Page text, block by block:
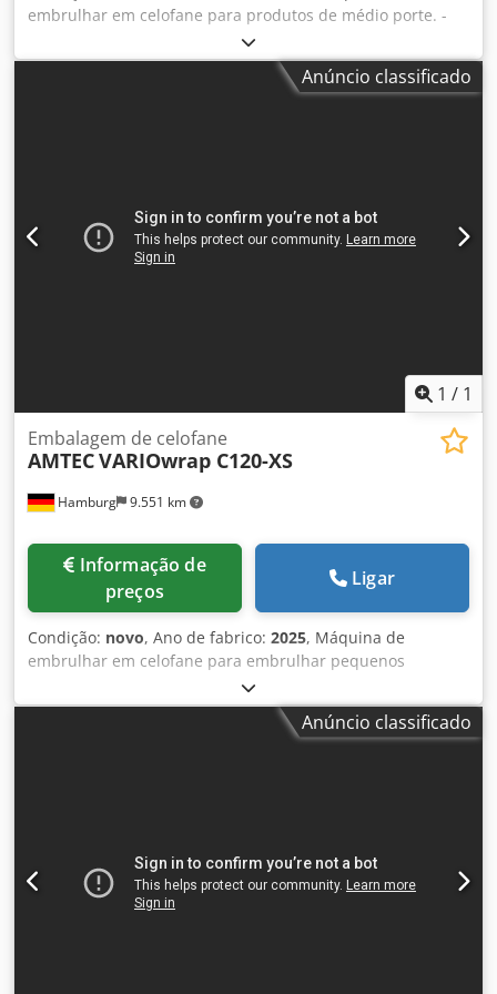
embrulhar em celofane para produtos de médio porte. -
Especificações: taxa máxima de ciclos da máquina em
marcha lenta: 45 ciclos/minuto; Dimensões do produto
(mm) C(110-190)xL(70-150)xA(5-30) - (L+A Cedpfsv Nkw Hex
Anúncio classificado
1 / 1
Hamburg 9.551 km
Embalagem de celofane
AMTECVARIOwrap C120-XS
preços
Ligar
Condição: novo, Ano de fabrico: 2025, Máquina de
embrulhar em celofane para embrulhar pequenos
produtos com filme de celofane. O AMTEC Cello Wrapper
foi projetado principalmente para embrulhar em celofane
pequenas caixas contendo, por exemplo, papel de cigarro,
embalagem: C1500xL700xA1650mm; Peso: aprox. 410 kg.
Credev Nkxdepfx Ab Sjf Observe que nossos preços novos
geralmente são mais baixos do que os preços habituais de
Anúncio classificado